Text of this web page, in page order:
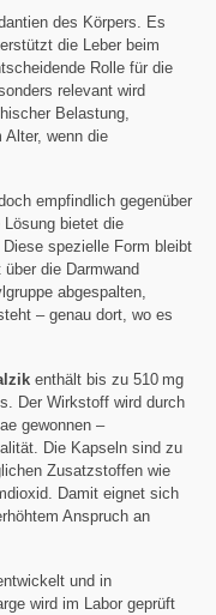
des Körpers. Es
die Leber beim
Rolle für die
relevant wird
Belastung,
wenn die
empfindlich gegenüber
Lösung bietet die
spezielle Form bleibt
die Darmwand
abgespalten,
– genau dort, wo es
enthält bis zu 510 mg
Der Wirkstoff wird durch
gewonnen –
Die Kapseln sind zu
Zusatzstoffen wie
Damit eignet sich
Anspruch an
und in
wird im Labor geprüft